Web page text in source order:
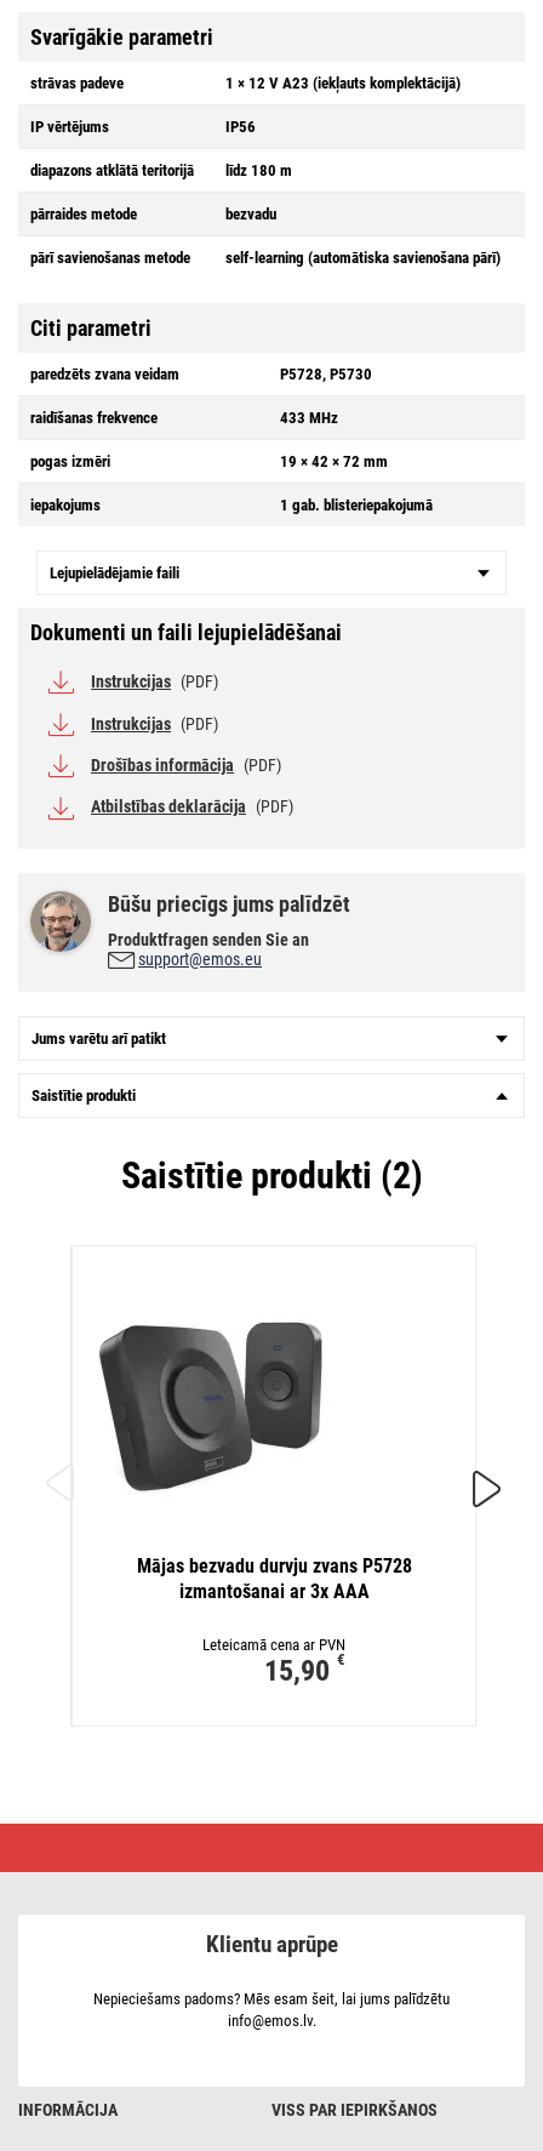
Svarīgākie parametri
strāvas padeve 1 × 12 V A23 (iekļauts komplektācijā)
IP vērtējums IP56
diapazons atklātā teritorijā līdz 180 m
pārraides metode bezvadu
pārī savienošanas metode self-learning (automātiska savienošana pārī)
Citi parametri
paredzēts zvana veidam P5728, P5730
raidīšanas frekvence 433 MHz
pogas izmēri 19 × 42 × 72 mm
iepakojums 1 gab. blisteriepakojumā
Lejupielādējamie faili
Dokumenti un faili lejupielādēšanai
Instrukcijas (PDF)
Instrukcijas (PDF)
Drošības informācija (PDF)
Atbilstības deklarācija (PDF)
Būšu priecīgs jums palīdzēt
Produktfragen senden Sie an
support@emos.eu
Jums varētu arī patikt
Saistītie produkti
Saistītie produkti (2)
Mājas bezvadu durvju zvans P5728
izmantošanai ar 3x AAA
Leteicamā cena ar PVN
15,90 €
zvana
INFORMĀCIJA VISS PAR IEPIRKŠANOS
Klientu aprūpe
Nepieciešams padoms? Mēs esam šeit, lai jums palīdzētu
info@emos.lv.